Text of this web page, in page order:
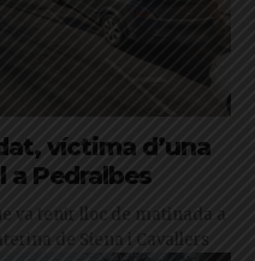
víctima d’una
a Pedralbes
va tenir lloc de matinada a
de Siena i Cavallers